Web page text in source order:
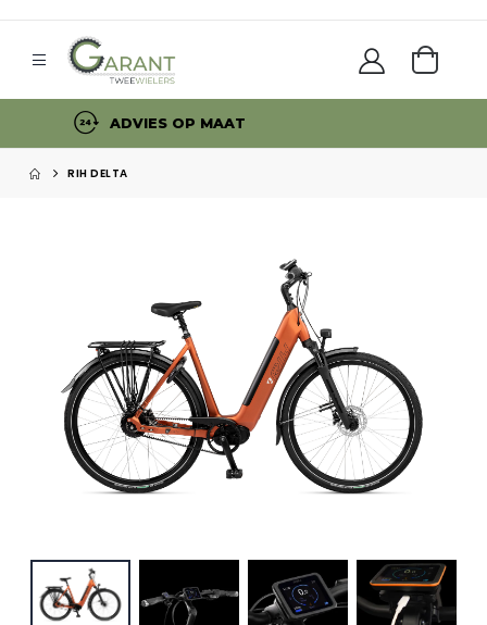
RUIME OPENINGSTIJDEN
RIH DELTA